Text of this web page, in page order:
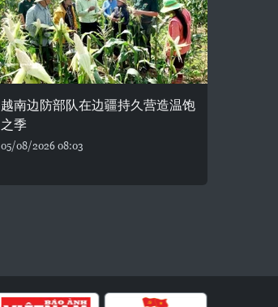
越南边防部队在边疆持久营造温饱
之季
05/08/2026 08:03